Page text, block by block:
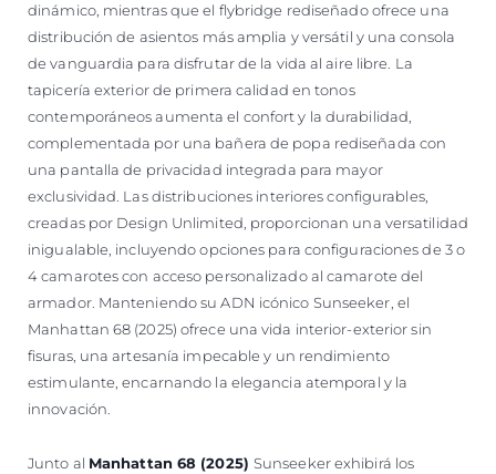
dinámico, mientras que el flybridge rediseñado ofrece una
distribución de asientos más amplia y versátil y una consola
de vanguardia para disfrutar de la vida al aire libre. La
tapicería exterior de primera calidad en tonos
contemporáneos aumenta el confort y la durabilidad,
complementada por una bañera de popa rediseñada con
una pantalla de privacidad integrada para mayor
exclusividad. Las distribuciones interiores configurables,
creadas por Design Unlimited, proporcionan una versatilidad
inigualable, incluyendo opciones para configuraciones de 3 o
4 camarotes con acceso personalizado al camarote del
armador. Manteniendo su ADN icónico Sunseeker, el
Manhattan 68 (2025) ofrece una vida interior-exterior sin
fisuras, una artesanía impecable y un rendimiento
estimulante, encarnando la elegancia atemporal y la
innovación.
Junto al Manhattan 68 (2025) Sunseeker exhibirá los